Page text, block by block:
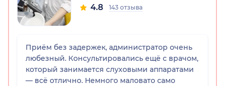
4.8 143 отзыва
Приём без задержек, администратор очень
любезный. Консультировались ещё с врачом,
который занимается слуховыми аппаратами
— всё отлично. Немного маловато само